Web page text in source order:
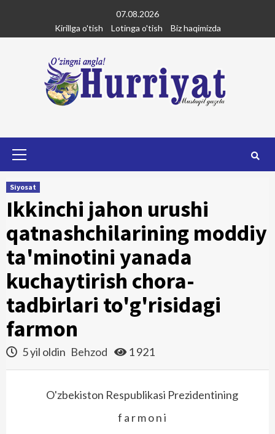
content
07.08.2026
Kirillga o'tish
Lotinga o'tish Biz haqimizda
Siyosat
Ikkinchi jahon urushi
qatnashchilarining moddiy
ta'minotini yanada
kuchaytirish chora-
tadbirlari to'g'risidagi
farmon
5 yil oldin Behzod 1 921
O'zbekiston Respublikasi Prezidentining
f a r m o n i